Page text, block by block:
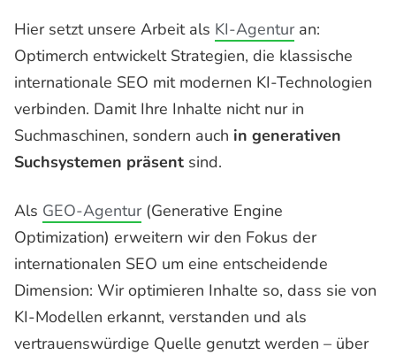
Hier setzt unsere Arbeit als KI-Agenturan:
Optimerch entwickelt Strategien, die klassische
internationale SEO mit modernen KI-Technologien
verbinden. Damit Ihre Inhalte nicht nur in
Suchmaschinen, sondern auch in generativen
Suchsystemen präsent sind.
Als GEO-Agentur(Generative Engine
Optimization) erweitern wir den Fokus der
internationalen SEO um eine entscheidende
Dimension: Wir optimieren Inhalte so, dass sie von
KI-Modellen erkannt, verstanden und als
vertrauenswürdige Quelle genutzt werden – über